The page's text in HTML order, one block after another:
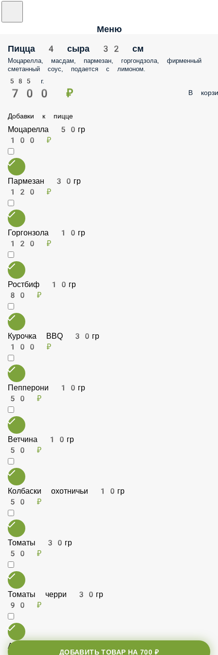
Меню
Пицца 4 сыра 32 см
Моцарелла, масдам, пармезан, горгондзола, фирменный сметанный
соус, подается с лимоном.
585 г.
700 ₽ В
Добавки к пицце
Моцарелла 50гр
100 ₽
Пармезан 30гр
120 ₽
Горгонзола 10гр
120 ₽
Ростбиф 10гр
80 ₽
Курочка BBQ 30гр
100 ₽
Пепперони 10гр
50 ₽
Ветчина 10гр
50 ₽
Колбаски охотничьи 10гр
50 ₽
Томаты 30гр
50 ₽
ДОБАВИТЬ ТОВАР НА700 ₽